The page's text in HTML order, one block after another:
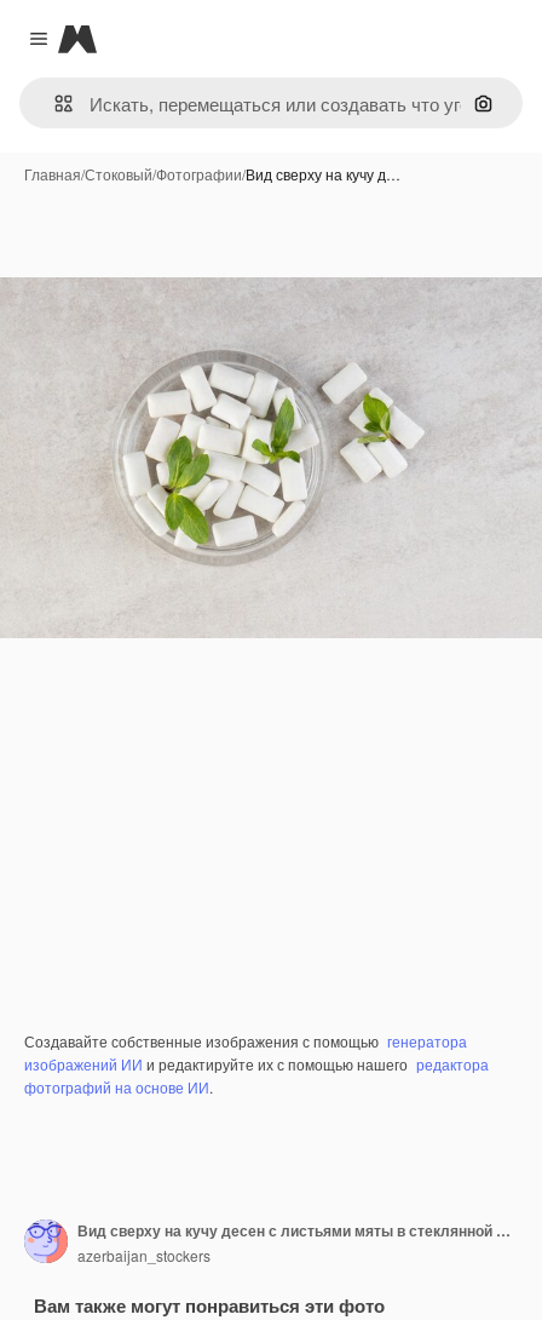
Close menu
Magnific
Поиск
Главная/Стоковый/Фотографии/Вид сверху на кучу д…
Создавайте собственные изображения с помощью генератора
изображений ИИ и редактируйте их с помощью нашего редактора
фотографий на основе ИИ.
Вид сверху на кучу десен с листьями мяты в стеклянной миске.
azerbaijan_stockers
Вам также могут понравиться эти фото